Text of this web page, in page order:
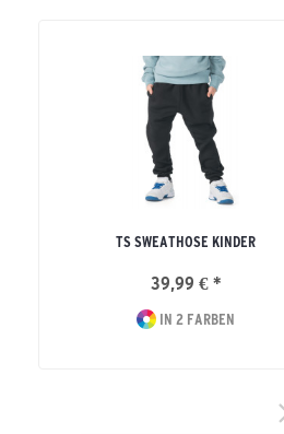
TS SWEATHOSE KINDER
39,99 € *
IN 2 FARBEN